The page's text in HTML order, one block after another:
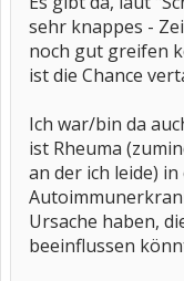
sehr knappes -
noch gut greifen
ist die Chance
Ich war/bin da
ist Rheuma
an der ich leide)
Ursache haben,
beeinflussen